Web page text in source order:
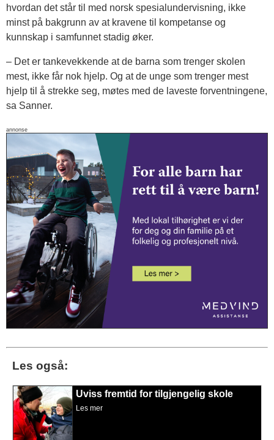
hvordan det står til med norsk spesialundervisning, ikke
minst på bakgrunn av at kravene til kompetanse og
kunnskap i samfunnet stadig øker.
– Det er tankevekkende at de barna som trenger skolen
mest, ikke får nok hjelp. Og at de unge som trenger mest
hjelp til å strekke seg, møtes med de laveste forventningene,
sa Sanner.
annonse
Les også:
Uviss fremtid for tilgjengelig skole
Les mer